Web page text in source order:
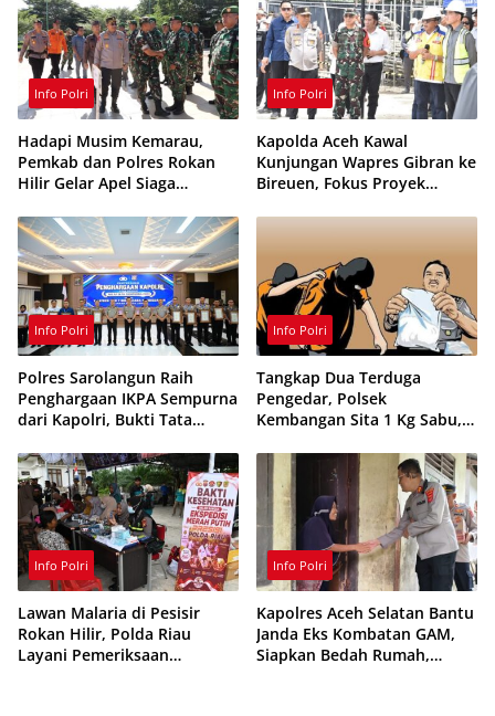
Info Polri
Hadapi Musim Kemarau,
Pemkab dan Polres Rokan
Hilir Gelar Apel Siaga
Sinergi Cegah Kebakaran
Info Polri
Kapolda Aceh Kawal
Kunjungan Wapres Gibran ke
Bireuen, Fokus Proyek
Info Polri
Polres Sarolangun Raih
Penghargaan IKPA Sempurna
dari Kapolri, Bukti Tata
Berintegritas
Info Polri
Tangkap Dua Terduga
Pengedar, Polsek
Kembangan Sita 1 Kg Sabu,
Ribu Butir Obat Keras
Info Polri
Lawan Malaria di Pesisir
Rokan Hilir, Polda Riau
Layani Pemeriksaan
Info Polri
Kapolres Aceh Selatan Bantu
Janda Eks Kombatan GAM,
Siapkan Bedah Rumah,